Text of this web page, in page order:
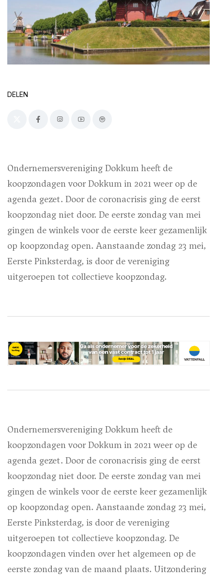
DELEN
Ondernemersvereniging Dokkum heeft de
koopzondagen voor Dokkum in 2021 weer op de
agenda gezet. Door de coronacrisis ging de eerst
koopzondag niet door. De eerste zondag van mei
gingen de winkels voor de eerste keer gezamenlijk
op koopzondag open. Aanstaande zondag 23 mei,
Eerste Pinksterdag, is door de vereniging
uitgeroepen tot collectieve koopzondag.
Ondernemersvereniging Dokkum heeft de
koopzondagen voor Dokkum in 2021 weer op de
agenda gezet. Door de coronacrisis ging de eerst
koopzondag niet door. De eerste zondag van mei
gingen de winkels voor de eerste keer gezamenlijk
op koopzondag open. Aanstaande zondag 23 mei,
Eerste Pinksterdag, is door de vereniging
uitgeroepen tot collectieve koopzondag. De
koopzondagen vinden over het algemeen op de
eerste zondag van de maand plaats. Uitzondering